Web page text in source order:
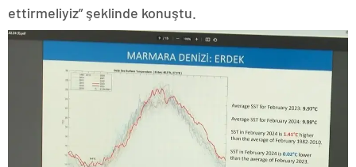
ettirmeliyiz” şeklinde konuştu.